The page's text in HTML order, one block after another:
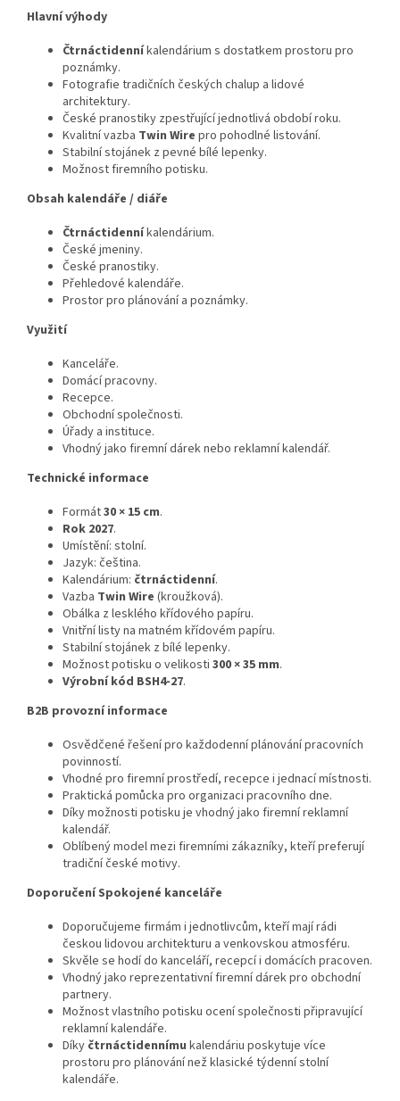
Hlavní výhody
Čtrnáctidenníkalendárium s dostatkem prostoru pro
poznámky.
Fotografie tradičních českých chalup a lidové
architektury.
České pranostiky zpestřující jednotlivá období roku.
Kvalitní vazba Twin Wire pro pohodlné listování.
Stabilní stojánek z pevné bílé lepenky.
Možnost firemního potisku.
Obsah kalendáře / diáře
Čtrnáctidenníkalendárium.
České jmeniny.
České pranostiky.
Přehledové kalendáře.
Prostor pro plánování a poznámky.
Využití
Kanceláře.
Domácí pracovny.
Recepce.
Obchodní společnosti.
Úřady a instituce.
Vhodný jako firemní dárek nebo reklamní kalendář.
Technické informace
Formát30 × 15 cm.
Rok 2027.
Umístění: stolní.
Jazyk: čeština.
Kalendárium: čtrnáctidenní.
Vazba Twin Wire (kroužková).
Obálka z lesklého křídového papíru.
Vnitřní listy na matném křídovém papíru.
Stabilní stojánek z bílé lepenky.
Možnost potisku o velikosti 300 × 35 mm.
Výrobní kód BSH4-27.
B2B provozní informace
Osvědčené řešení pro každodenní plánování pracovních
povinností.
Vhodné pro firemní prostředí, recepce i jednací místnosti.
Praktická pomůcka pro organizaci pracovního dne.
Díky možnosti potisku je vhodný jako firemní reklamní
kalendář.
Oblíbený model mezi firemními zákazníky, kteří preferují
tradiční české motivy.
Doporučení Spokojené kanceláře
Doporučujeme firmám i jednotlivcům, kteří mají rádi
českou lidovou architekturu a venkovskou atmosféru.
Skvěle se hodí do kanceláří, recepcí i domácích pracoven.
Vhodný jako reprezentativní firemní dárek pro obchodní
partnery.
Možnost vlastního potisku ocení společnosti připravující
reklamní kalendáře.
Díky čtrnáctidennímu kalendáriu poskytuje více
prostoru pro plánování než klasické týdenní stolní
kalendáře.